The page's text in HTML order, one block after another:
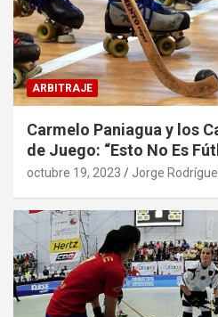
ARBITRAJE
Carmelo Paniagua y los
de Juego: “Esto No Es
octubre 19, 2023 Jorge